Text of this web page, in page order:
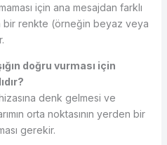
için ana mesajdan farklı
renkte (örneğin beyaz veya
doğru vurması için
denk gelmesi ve
orta noktasının yerden bir
gerekir.